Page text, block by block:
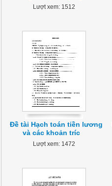
Lượt xem: 1512
Đề tài Hạch toán tiền lương
và các khoản tríc
Lượt xem: 1472